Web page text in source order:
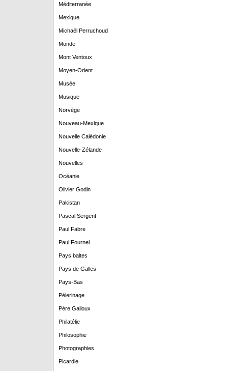
Méditerranée
Mexique
Michaël Perruchoud
Monde
Mont Ventoux
Moyen-Orient
Musée
Musique
Norvège
Nouveau-Mexique
Nouvelle Calédonie
Nouvelle-Zélande
Nouvelles
Océanie
Olivier Godin
Pakistan
Pascal Sergent
Paul Fabre
Paul Fournel
Pays baltes
Pays de Galles
Pays-Bas
Pélerinage
Père Galloux
Philatélie
Philosophie
Photographies
Picardie